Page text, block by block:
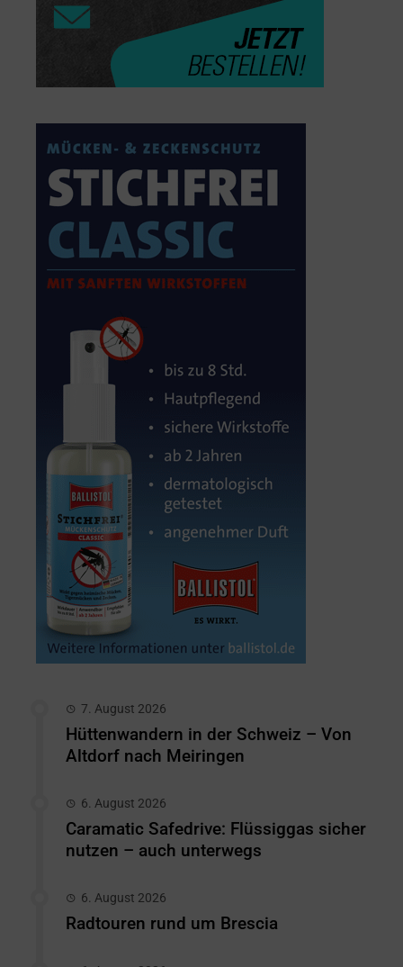
7. August 2026
Hüttenwandern in der Schweiz – Von
Altdorf nach Meiringen
6. August 2026
Caramatic Safedrive: Flüssiggas sicher
nutzen – auch unterwegs
6. August 2026
Radtouren rund um Brescia